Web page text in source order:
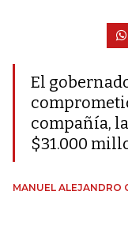
El
compañía,
$31.000
MANUEL ALEJANDRO